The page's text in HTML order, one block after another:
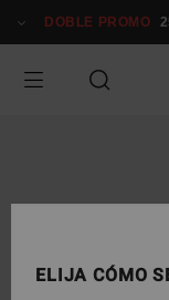
información
DOBLE PROMO
ELIJA CÓMO